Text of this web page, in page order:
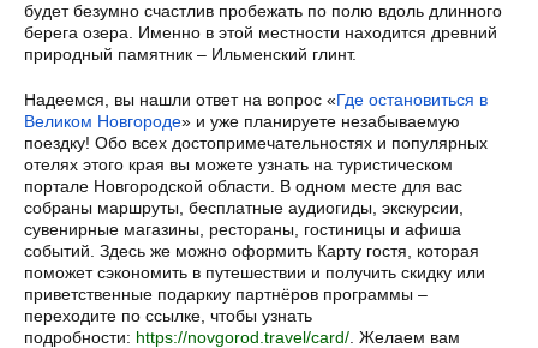
будет безумно счастлив пробежать по полю вдоль длинного
берега озера. Именно в этой местности находится древний
природный памятник – Ильменский глинт.
Надеемся, вы нашли ответ на вопрос «Где остановиться в
Великом Новгороде» и уже планируете незабываемую
поездку! Обо всех достопримечательностях и популярных
отелях этого края вы можете узнать на туристическом
портале Новгородской области. В одном месте для вас
собраны маршруты, бесплатные аудиогиды, экскурсии,
сувенирные магазины, рестораны, гостиницы и афиша
событий. Здесь же можно оформить Карту гостя, которая
поможет сэкономить в путешествии и получить скидку или
приветственные подаркиу партнёров программы –
переходите по ссылке, чтобы узнать
подробности: https://novgorod.travel/card/ . Желаем вам